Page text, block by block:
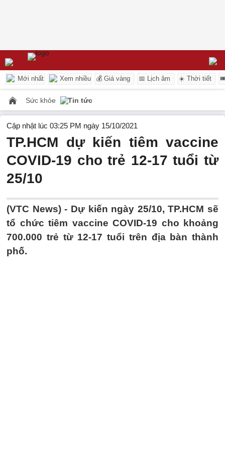
Mới nhất Xem nhiều 💰 Giá vàng 📅 Lịch âm ☀️ Thời tiết
Sức khỏe Tin tức
Cập nhật lúc 03:25 PM ngày 15/10/2021
TP.HCM dự kiến tiêm vaccine
COVID-19 cho trẻ 12-17 tuổi từ
25/10
(VTC News) - Dự kiến ngày 25/10, TP.HCM sẽ
tổ chức tiêm vaccine COVID-19 cho khoảng
700.000 trẻ từ 12-17 tuổi trên địa bàn thành
phố.